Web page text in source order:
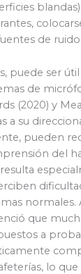
de
puede ser
de
(2020) y
a su
pueden
del
normales.
que
a
lo